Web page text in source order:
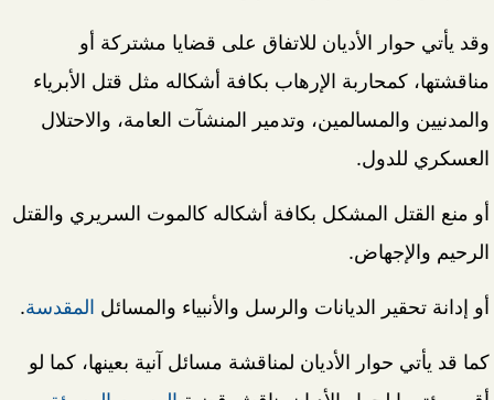
وقد يأتي حوار الأديان للاتفاق على قضايا مشتركة أو
مناقشتها، كمحاربة الإرهاب بكافة أشكاله مثل قتل الأبرياء
والمدنيين والمسالمين، وتدمير المنشآت العامة، والاحتلال
العسكري للدول.
أو منع القتل المشكل بكافة أشكاله كالموت السريري والقتل
الرحيم والإجهاض.
أو إدانة تحقير الديانات والرسل والأنبياء والمسائل المقدسة.
كما قد يأتي حوار الأديان لمناقشة مسائل آنية بعينها، كما لو